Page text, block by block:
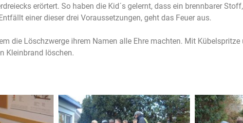
erörtert. So haben die Kid´s gelernt, dass ein brennbarer
einer dieser drei Voraussetzungen, geht das Feuer aus.
die Löschzwerge ihrem Namen alle Ehre machten. Mit Kübelspritze
Kleinbrand löschen.